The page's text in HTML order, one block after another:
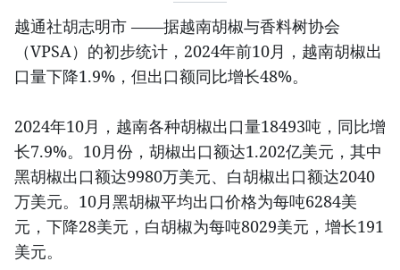
越通社胡志明市 ——据越南胡椒与香料树协会
（VPSA）的初步统计，2024年前10月，越南胡椒出
口量下降1.9%，但出口额同比增长48%。
2024年10月，越南各种胡椒出口量18493吨，同比增
长7.9%。10月份，胡椒出口额达1.202亿美元，其中
黑胡椒出口额达9980万美元、白胡椒出口额达2040
万美元。10月黑胡椒平均出口价格为每吨6284美
元，下降28美元，白胡椒为每吨8029美元，增长191
美元。